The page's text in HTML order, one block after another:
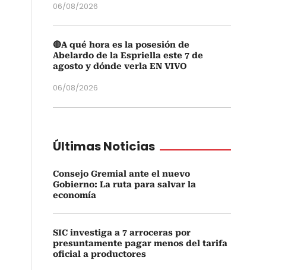
06/08/2026
🔴A qué hora es la posesión de
Abelardo de la Espriella este 7 de
agosto y dónde verla EN VIVO
06/08/2026
Últimas Noticias
Consejo Gremial ante el nuevo
Gobierno: La ruta para salvar la
economía
SIC investiga a 7 arroceras por
presuntamente pagar menos del tarifa
oficial a productores